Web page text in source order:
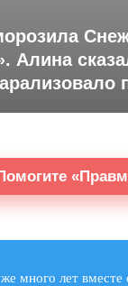
Алина
много лет